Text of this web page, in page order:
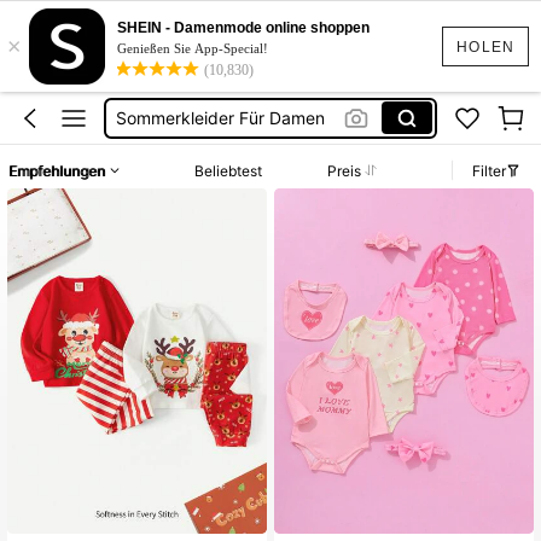
HOLEN
×
SHEIN - Damenmode online shoppen
Genießen Sie App-Special!
(10,830)
Bikini Set Damen
Mädchen Kleider
Squishies
Sommerkleider Für Damen
Empfehlungen Beliebtest Preis Filter